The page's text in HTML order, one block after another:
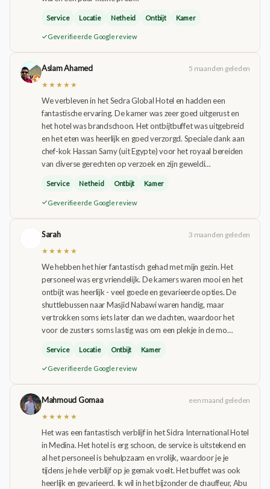
Service Locatie Netheid Ontbijt Kamer
Geverifieerde Google review
Aslam Ahamed
5 maanden geleden
★★★★★
We verbleven in het Sedra Global Hotel en hadden een
fantastische ervaring. De kamer was zeer goed uitgerust en
het hotel was brandschoon. Het ontbijtbuffet was uitgebreid
en het eten was heerlijk en goed verzorgd. Speciale dank aan
chef-kok Hassan Samy (uit Egypte) voor het royaal bereiden
van diverse gerechten op verzoek en zijn geweldi…
Service Netheid Ontbijt Kamer
Geverifieerde Google review
Sarah
3 maanden geleden
★★★★★
We hebben het hier fantastisch gehad met mijn gezin. Het
personeel was erg vriendelijk. De kamers waren mooi en het
ontbijt was heerlijk - veel goede en gevarieerde opties. De
shuttlebussen naar Masjid Nabawi waren handig, maar
vertrokken soms iets later dan we dachten, waardoor het
voor de zusters soms lastig was om een ​​plekje in de mo…
Service Locatie Ontbijt Kamer
Geverifieerde Google review
Mahmoud Gomaa
een maand geleden
★★★★★
Het was een fantastisch verblijf in het Sidra International Hotel
in Medina. Het hotel is erg schoon, de service is uitstekend en
al het personeel is behulpzaam en vrolijk, waardoor je je
tijdens je hele verblijf op je gemak voelt. Het buffet was ook
heerlijk en gevarieerd. Ik wil in het bijzonder de chauffeur, Abu